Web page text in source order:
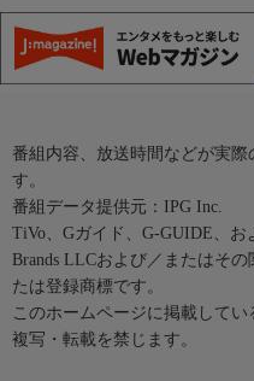
番組内容、放送時間などが実
す。
番組データ提供元：IPG Inc.
TiVo、Gガイド、G-GUIDE、
Brands LLCおよび／またはそ
たは登録商標です。
このホームページに掲載して
複写・転載を禁じます。